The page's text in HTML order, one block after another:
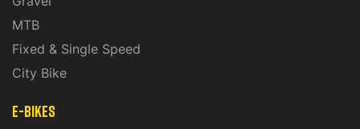
MTB
Fixed & Single Speed
City Bike
E-Bikes